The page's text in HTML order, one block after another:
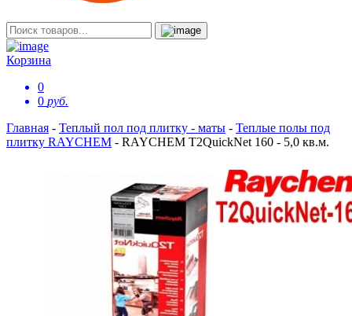
Корзина
0
0 руб.
Главная - Теплый пол под плитку - маты - Теплые полы под
плитку RAYCHEM - RAYCHEM T2QuickNet 160 - 5,0 кв.м.